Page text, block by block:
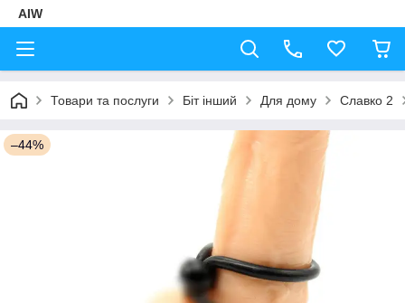
AIW
Товари та послуги Біт інший Для дому Славко 2
–44%